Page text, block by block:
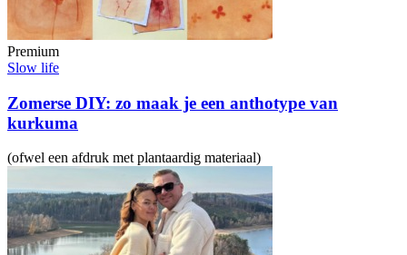
Premium
Slow life
Zomerse DIY: zo maak je een anthotype van
kurkuma
(ofwel een afdruk met plantaardig materiaal)